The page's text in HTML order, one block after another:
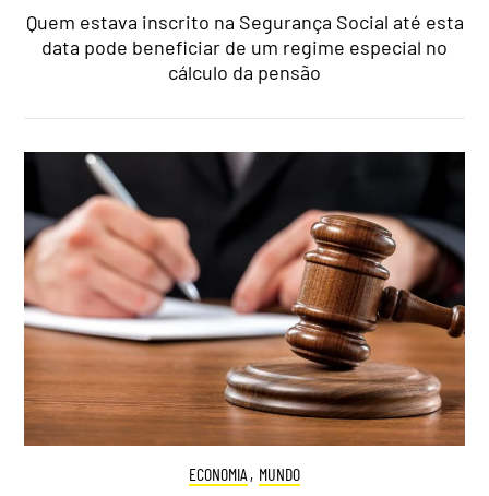
Quem estava inscrito na Segurança Social até esta
data pode beneficiar de um regime especial no
cálculo da pensão
ECONOMIA , MUNDO